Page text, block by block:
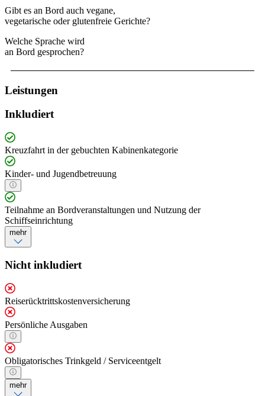
Gibt es an Bord auch vegane,
vegetarische oder glutenfreie Gerichte?
Welche Sprache wird
an Bord gesprochen?
Leistungen
Inkludiert
Kreuzfahrt in der gebuchten Kabinenkategorie
Kinder- und Jugendbetreuung
Teilnahme an Bordveranstaltungen und Nutzung der
Schiffseinrichtung
mehr
Nicht inkludiert
Reiserücktrittskostenversicherung
Persönliche Ausgaben
Obligatorisches Trinkgeld / Serviceentgelt
mehr